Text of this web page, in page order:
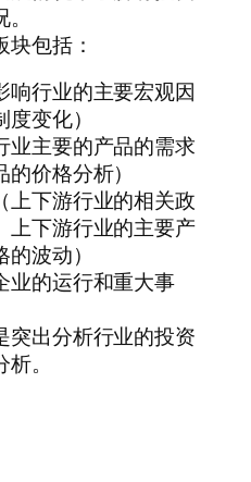
包括：
响行业的主要宏观因
变化）
业主要的产品的需求
价格分析）
上下游行业的相关政
上下游行业的主要产
波动）
业的运行和重大事
突出分析行业的投资
。